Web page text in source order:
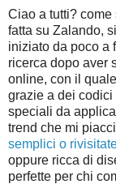
Ciao a tutti?
fatta su Zalando,
iniziato da poco a
ricerca dopo aver
online, con il
grazie a dei codici
speciali da
trend che mi
semplici o
oppure ricca di
perfette per chi